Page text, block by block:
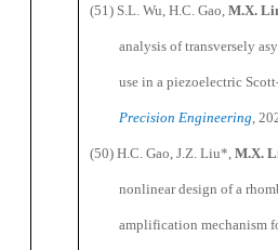
(51) S.L. Wu, H.C. Gao, M.X.
analysis of transversely
use in a piezoelectric
Precision Engineering ,
(50) H.C. Gao, J.Z. Liu* M.X.
nonlinear design of a
amplification mechanism